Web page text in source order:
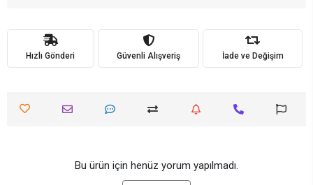
Hızlı Gönderi Güvenli Alışveriş İade ve Değişim
Bu ürün için henüz yorum yapılmadı.